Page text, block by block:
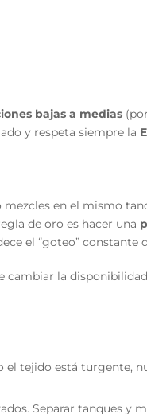
bajas a medias
y respeta siempre la
mezcles en el mismo
de oro es hacer una
el “goteo” constante
cambiar la
tejido está turgente,
Separar tanques y